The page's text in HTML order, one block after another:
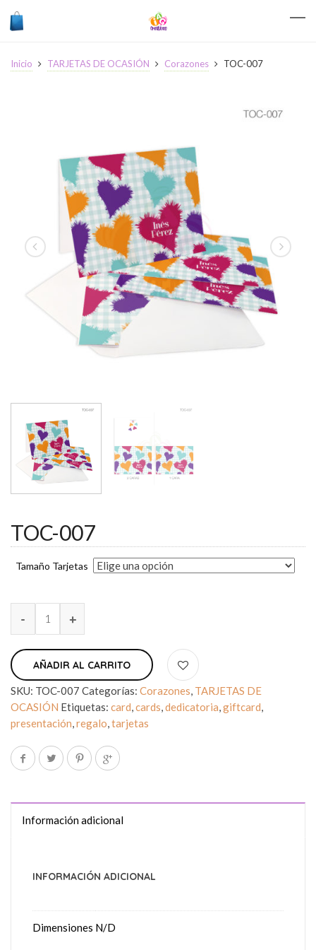
Inicio TARJETAS DE OCASIÓN Corazones TOC-007
TOC-007
Tamaño Tarjetas
AÑADIR AL CARRITO
SKU: TOC-007 Categorías: Corazones, TARJETAS DE
OCASIÓN Etiquetas: card,cards,dedicatoria,giftcard,
presentación,regalo,tarjetas
Información adicional
INFORMACIÓN ADICIONAL
Dimensiones N/D